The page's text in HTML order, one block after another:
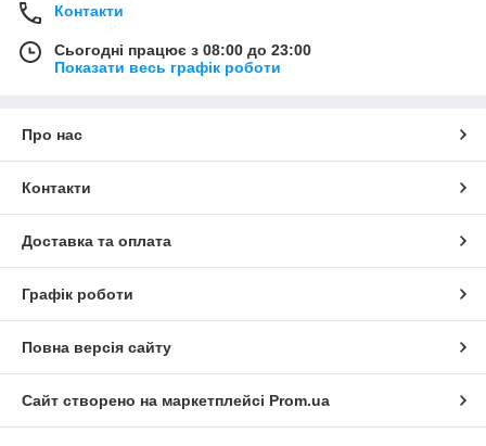
Контакти
Сьогодні працює з 08:00 до 23:00
Показати весь графік роботи
Про нас
Контакти
Доставка та оплата
Графік роботи
Повна версія сайту
Сайт створено на маркетплейсі Prom.ua